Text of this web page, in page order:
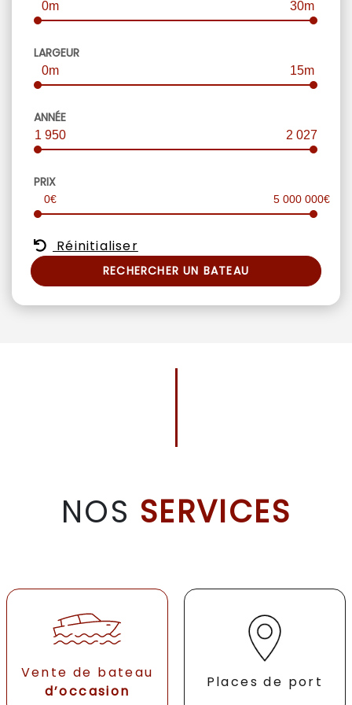
0m 30m
LARGEUR
0m 15m
ANNÉE
1 950 2 027
PRIX
0€ 5 000 000€
Réinitialiser
RECHERCHER UN BATEAU
NOS SERVICES
Vente de bateau
d’occasion
Places de port